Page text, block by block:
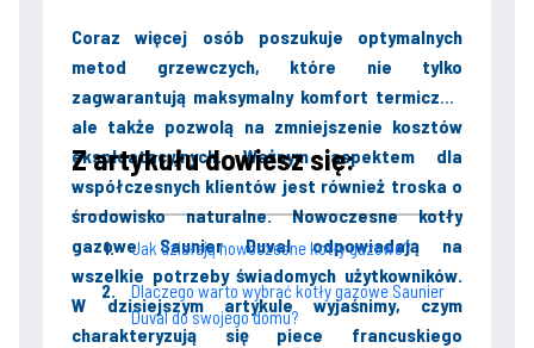
Coraz więcej osób poszukuje optymalnych
metod grzewczych, które nie tylko
zagwarantują maksymalny komfort termiczny,
ale także pozwolą na zmniejszenie kosztów
eksploatacyjnych. Ważnym aspektem dla
współczesnych klientów jest również troska o
środowisko naturalne. Nowoczesne kotły
gazowe Saunier Duval odpowiadają na
wszelkie potrzeby świadomych użytkowników.
W dzisiejszym artykule wyjaśnimy, czym
charakteryzują się piece francuskiego
Z artykułu dowiesz się:
Jak działają nowoczesne kotły gazowe?
Dlaczego warto wybrać kotły gazowe Saunier
Duval do swojego domu?